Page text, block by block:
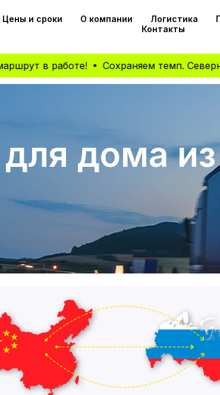
Цены и сроки О компании Логистика
Контакты
в работе! Сохраняем темп. Северный
дома из